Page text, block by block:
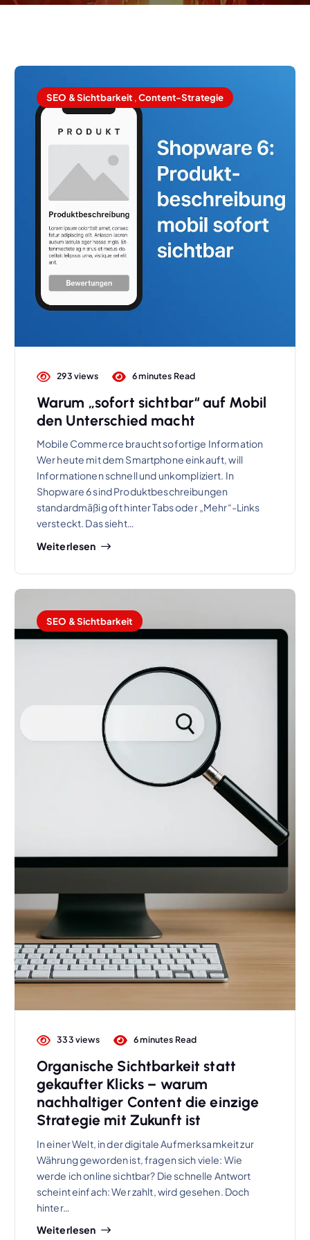
SEO & Sichtbarkeit ,Content-Strategie
293 views 6 minutes Read
Warum „sofort sichtbar“ auf Mobil
den Unterschied macht
Mobile Commerce braucht sofortige Information
Wer heute mit dem Smartphone einkauft, will
Informationen schnell und unkompliziert. In
Shopware 6 sind Produktbeschreibungen
standardmäßig oft hinter Tabs oder „Mehr“-Links
versteckt. Das sieht…
Weiterlesen
SEO & Sichtbarkeit
333 views 6 minutes Read
Organische Sichtbarkeit statt
gekaufter Klicks – warum
nachhaltiger Content die einzige
Strategie mit Zukunft ist
In einer Welt, in der digitale Aufmerksamkeit zur
Währung geworden ist, fragen sich viele: Wie
werde ich online sichtbar? Die schnelle Antwort
scheint einfach: Wer zahlt, wird gesehen. Doch
hinter…
Weiterlesen